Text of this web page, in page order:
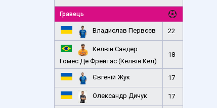
Гравець
Владислав Первєєв 22
Келвін Сандер
Гомес Де Фрейтас (Келвін Кел)
18
Євгеній Жук 17
Олександр Дичук 17